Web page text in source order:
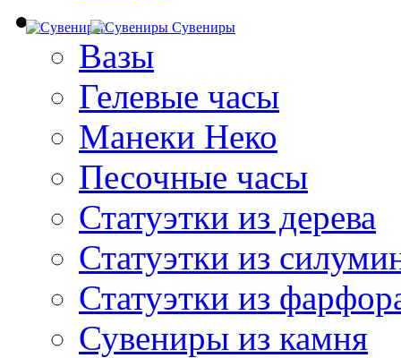
Сувениры
Вазы
Гелевые часы
Манеки Неко
Песочные часы
Статуэтки из дерева
Статуэтки из
Статуэтки из
Сувениры из камня